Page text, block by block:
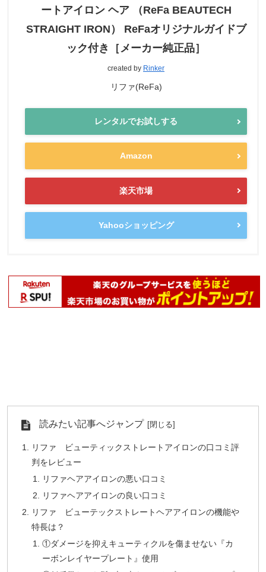
ートアイロン ヘア （ReFa BEAUTECH
STRAIGHT IRON） ReFaオリジナルガイドブ
ック付き［メーカー純正品］
created by Rinker
リファ(ReFa)
レンタルでお試しする
Amazon
楽天市場
Yahooショッピング
読みたい記事へジャンプ
リファ ビューティックストレートアイロンの口コミ評
判をレビュー
リファヘアアイロンの悪い口コミ
リファヘアアイロンの良い口コミ
リファ ビューテックストレートヘアアイロンの機能や
特長は？
①ダメージを抑えキューティクルを傷ませない『カ
ーボンレイヤープレート』使用